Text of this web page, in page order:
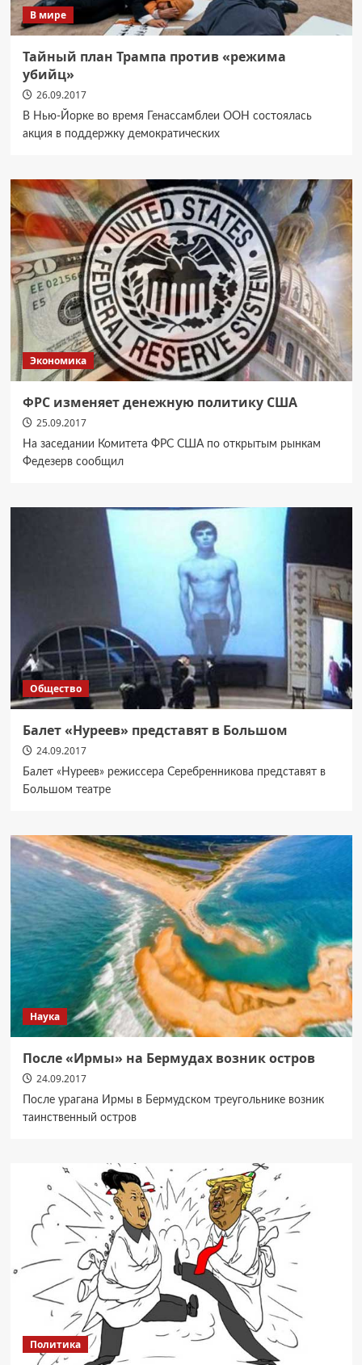
В мире
Тайный план Трампа против «режима
убийц»
26.09.2017
В Нью-Йорке во время Генассамблеи ООН состоялась
акция в поддержку демократических
Экономика
ФРС изменяет денежную политику США
25.09.2017
На заседании Комитета ФРС США по открытым рынкам
Федезерв сообщил
Общество
Балет «Нуреев» представят в Большом
24.09.2017
Балет «Нуреев» режиссера Серебренникова представят в
Большом театре
Наука
После «Ирмы» на Бермудах возник остров
24.09.2017
После урагана Ирмы в Бермудском треугольнике возник
таинственный остров
Политика